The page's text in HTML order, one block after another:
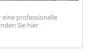
eine professionelle
Sie hier